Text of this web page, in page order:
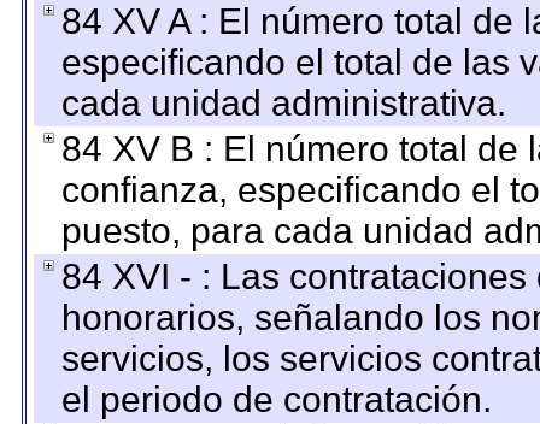
84 XV A : El número total de
especificando el total de las
cada unidad administrativa.
84 XV B : El número total de
confianza, especificando el
puesto, para cada unidad
84 XVI - : Las
honorarios, señalando los
servicios, los servicios
el periodo de contratación.